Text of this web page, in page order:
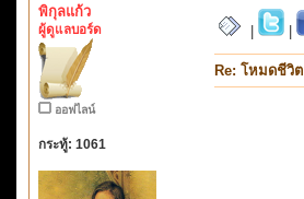
พิกุลแก้ว
ผู้ดูแลบอร์ด
ออฟไลน์
กระทู้: 1061
Re: โหมดชีวิต